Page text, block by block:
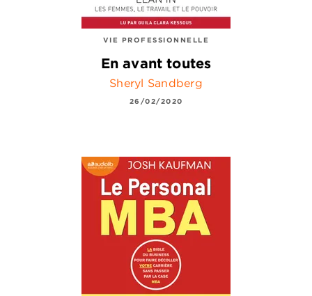
VIE PROFESSIONNELLE
En avant toutes
Sheryl Sandberg
26/02/2020